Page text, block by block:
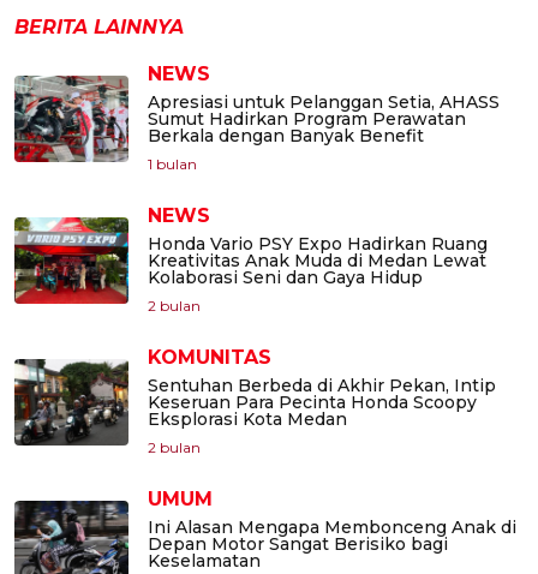
BERITA LAINNYA
NEWS
Apresiasi untuk Pelanggan Setia, AHASS
Sumut Hadirkan Program Perawatan
Berkala dengan Banyak Benefit
1 bulan
NEWS
Honda Vario PSY Expo Hadirkan Ruang
Kreativitas Anak Muda di Medan Lewat
Kolaborasi Seni dan Gaya Hidup
2 bulan
KOMUNITAS
Sentuhan Berbeda di Akhir Pekan, Intip
Keseruan Para Pecinta Honda Scoopy
Eksplorasi Kota Medan
2 bulan
UMUM
Ini Alasan Mengapa Membonceng Anak di
Depan Motor Sangat Berisiko bagi
Keselamatan